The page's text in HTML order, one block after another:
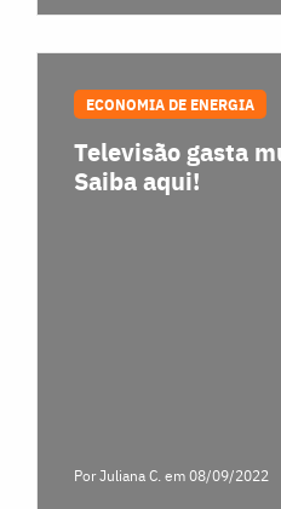
ECONOMIA DE ENERGIA
Televisão gasta
Saiba aqui!
Por Juliana C. em 08/09/2022